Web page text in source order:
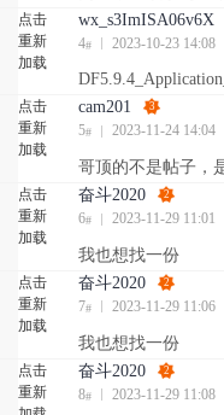
点击
重新
加载
wx_s3ImISA06v6X
4# 2023-10-23 14:08
点击
重新
加载
cam201 3
5# 2023-11-24 14:04
哥顶的不是帖子，
点击
重新
加载
奋斗2020 2
6# 2023-11-29 11:01
我也想找一份
点击
重新
加载
奋斗2020 2
7# 2023-11-29 11:06
我也想找一份
点击
重新
奋斗2020 2
8# 2023-11-29 11:08